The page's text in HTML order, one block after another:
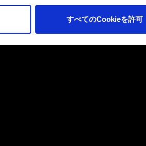
ん。
すべてのCookieを許可